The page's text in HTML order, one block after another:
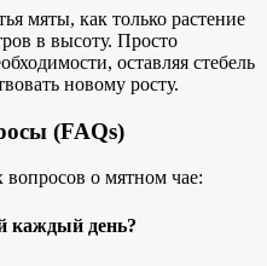
мяты, как только растение
в высоту. Просто
оставляя стебель
новому росту.
(FAQs)
вопросов о мятном чае:
каждый день?